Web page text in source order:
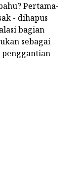
Pertama-
- dihapus
bagian
sebagai